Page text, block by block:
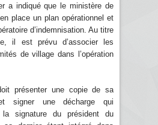
a indiqué que le ministère de
place un plan opérationnel et
d’indemnisation. Au titre
il est prévu d’associer les
de village dans l’opération
présenter une copie de sa
signer une décharge qui
la signature du président du